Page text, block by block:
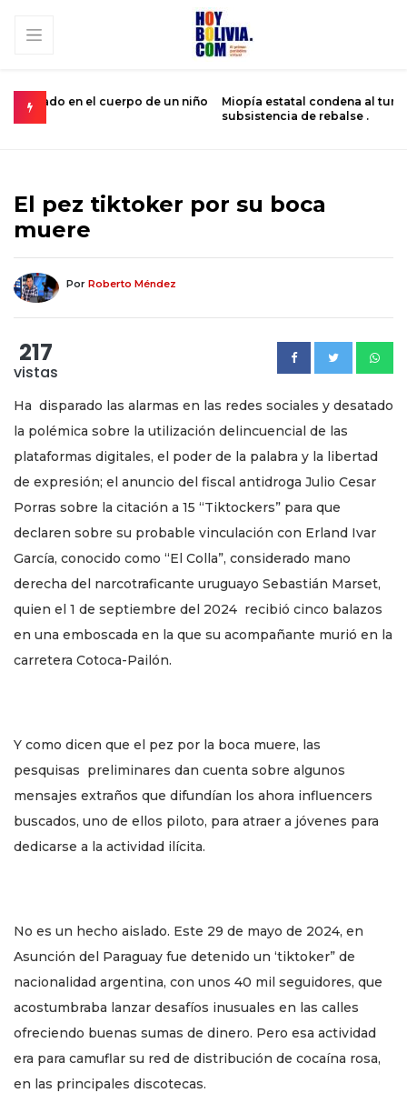
niño
Miopía estatal condena al turismo nacional a una
El pez tiktoker por su boca
muere
Por Roberto Méndez
217
vistas
Ha disparado las alarmas en las redes sociales y desatado
la polémica sobre la utilización delincuencial de las
plataformas digitales, el poder de la palabra y la libertad
de expresión; el anuncio del fiscal antidroga Julio Cesar
Porras sobre la citación a 15 “Tiktockers” para que
declaren sobre su probable vinculación con Erland Ivar
García, conocido como “El Colla”, considerado mano
derecha del narcotraficante uruguayo Sebastián Marset,
quien el 1 de septiembre del 2024 recibió cinco balazos
en una emboscada en la que su acompañante murió en la
carretera Cotoca-Pailón.
Y como dicen que el pez por la boca muere, las
pesquisas preliminares dan cuenta sobre algunos
mensajes extraños que difundían los ahora influencers
buscados, uno de ellos piloto, para atraer a jóvenes para
dedicarse a la actividad ilícita.
No es un hecho aislado. Este 29 de mayo de 2024, en
Asunción del Paraguay fue detenido un ‘tiktoker” de
nacionalidad argentina, con unos 40 mil seguidores, que
acostumbraba lanzar desafíos inusuales en las calles
ofreciendo buenas sumas de dinero. Pero esa actividad
era para camuflar su red de distribución de cocaína rosa,
en las principales discotecas.